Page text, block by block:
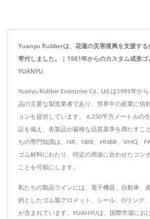
Yuanyu Rubberは、花蓮の災害復興を支援す
寄付しました。 | 1981年からのカスタム成形ゴ
YUANYU
Yuanyu Rubber Enterprise Co., Ltd.は1981年か
品の主要な製造業者であり、世界中の産業に信
ョンを提供しています。 6,250平方メートルの
証を備え、各製品が厳格な品質基準を満たすこ
ちの専門知識は、NR、NBR、HNBR、VMQ、
ゴム材料にわたり、特定の用途に合わせたコン
ことを可能にします。
私たちの製品ラインには、電子機器、自動車、
的としたゴム製グロメット、シール、Oリング
が含まれています。YUANYUは、国際市場にお